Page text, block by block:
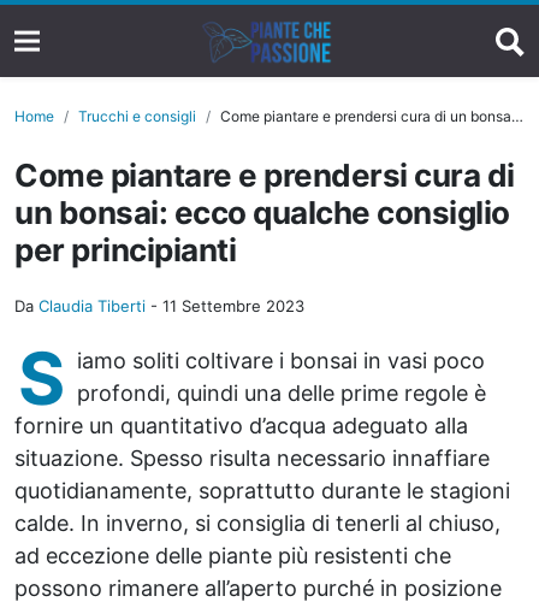
Home Trucchi e consigli Come piantare e prendersi cura di un bonsai: ecco qualche consiglio per principianti
Come piantare e prendersi cura di
un bonsai: ecco qualche consiglio
per principianti
Da Claudia Tiberti - 11 Settembre 2023
S
iamo soliti coltivare i bonsai in vasi poco
profondi, quindi una delle prime regole è
fornire un quantitativo d’acqua adeguato alla
situazione. Spesso risulta necessario innaffiare
quotidianamente, soprattutto durante le stagioni
calde. In inverno, si consiglia di tenerli al chiuso,
ad eccezione delle piante più resistenti che
possono rimanere all’aperto purché in posizione